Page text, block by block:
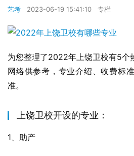
艺考 2023-06-19 15:41:10 专栏
为您整理了2022年上饶卫校有5个
网络供参考，专业介绍、收费标
准。
上饶卫校开设的专业：
1、助产